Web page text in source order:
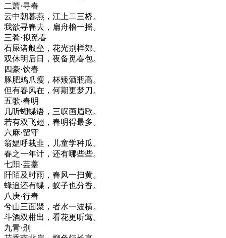
二萧·寻春
云中朝暮燕，江上二三桥。
我欲寻春去，扁舟橹一摇。
三肴·拟觅春
石屎诸般垒，花光别样郊。
双休明后日，夜备觅春包。
四豪·饮春
豚肥鸡爪瘦，杯矮酒瓶高。
但有春风在，何期更梦刀。
五歌·春明
几听蝴蝶语，三叹画眉歌。
若有双飞翅，春明得最多。
六麻·留守
翁媪呼栽韭，儿童学种瓜。
春之一年计，还有哪些些。
七阳·芸薹
阡陌及时雨，春风一扫黄。
蜂追还有蝶，蚁子也分香。
八庚·行春
兮山三面聚，者水一波横。
斗酒双柑出，看花更听莺。
九青·别